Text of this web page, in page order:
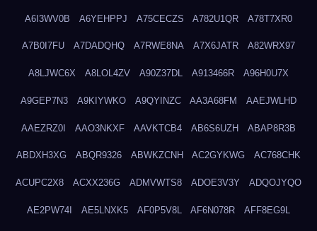
A6I3WV0B A6YEHPPJ A75CECZS A782U1QR A78T7XR0
A7B0I7FU A7DADQHQ A7RWE8NA A7X6JATR A82WRX97
A8LJWC6X A8LOL4ZV A90Z37DL A913466R A96H0U7X
A9GEP7N3 A9KIYWKO A9QYINZC AA3A68FM AAEJWLHD
AAEZRZ0I AAO3NKXF AAVKTCB4 AB6S6UZH ABAP8R3B
ABDXH3XG ABQR9326 ABWKZCNH AC2GYKWG AC768CHK
ACUPC2X8 ACXX236G ADMVWTS8 ADOE3V3Y ADQOJYQO
AE2PW74I AE5LNXK5 AF0P5V8L AF6N078R AFF8EG9L